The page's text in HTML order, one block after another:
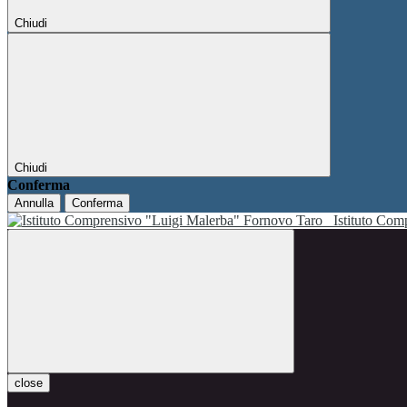
Chiudi
Chiudi
Conferma
Annulla Conferma
Istituto
close